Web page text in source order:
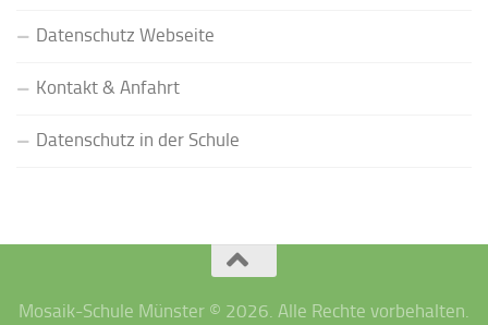
Datenschutz Webseite
Kontakt & Anfahrt
Datenschutz in der Schule
Mosaik-Schule Münster © 2026. Alle Rechte vorbehalten.